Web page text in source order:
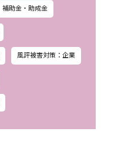
補助金・助成金
風評被害対策：企業